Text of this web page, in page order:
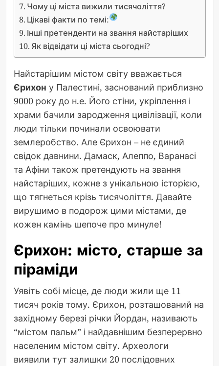
Чому ці міста вижили тисячоліття?
Цікаві факти по темі:
Інші претенденти на звання найстаріших
Як відвідати ці міста сьогодні?
Найстарішим містом світу вважається
Єрихон у Палестині, заснований приблизно
9000 року до н.е. Його стіни, укріплення і
храми бачили зародження цивілізації, коли
люди тільки починали освоювати
землеробство. Але Єрихон – не єдиний
свідок давнини. Дамаск, Алеппо, Варанасі
та Афіни також претендують на звання
найстаріших, кожне з унікальною історією,
що тягнеться крізь тисячоліття. Давайте
вирушимо в подорож цими містами, де
кожен камінь шепоче про минуле!
Єрихон: місто, старше за
піраміди
Уявіть собі місце, де люди жили ще 11
тисяч років тому. Єрихон, розташований на
західному березі річки Йордан, називають
“містом пальм” і найдавнішим безперервно
населеним містом світу. Археологи
виявили тут залишки 20 послідовних